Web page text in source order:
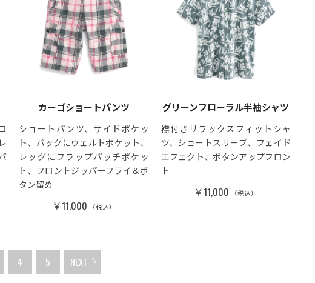
カーゴショートパンツ
ショートパンツ、サイドポケッ
ト、バックにウェルトポケット、
レッグにフラップパッチポケッ
ト、フロントジッパーフライ＆ボ
タン留め
￥11,000 （税込）
グリーンフローラル半袖シャツ
襟付きリラックスフィットシャ
ツ、ショートスリーブ、フェイド
エフェクト、ボタンアップフロン
ト
￥11,000 （税込）
4 5 NEXT